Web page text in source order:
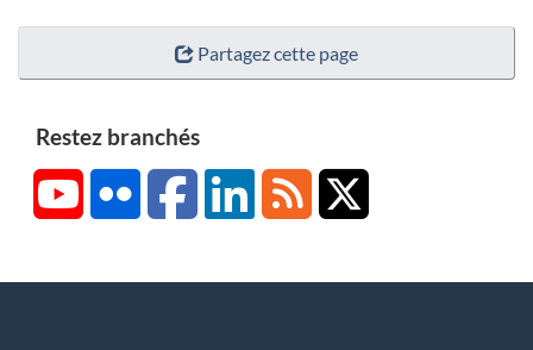
Partagez cette page
Restez branchés
YouTubeFlickr FacebookLinkedInRSS